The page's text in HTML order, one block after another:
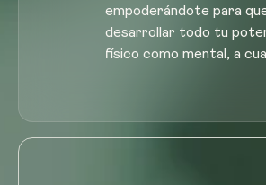
empoderándote para
desarrollar todo tu
físico como mental, a